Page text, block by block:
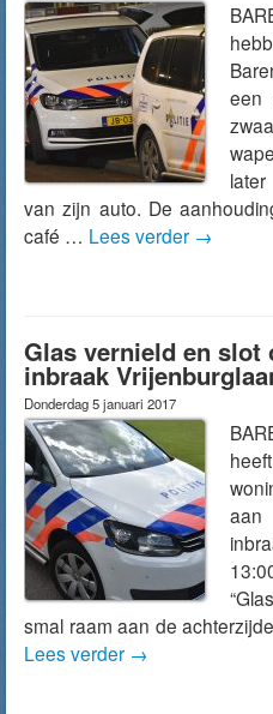
een
van zijn auto. De
café … Lees verder →
Glas vernield en
inbraak
Donderdag 5 januari 2017
smal raam aan de
Lees verder →